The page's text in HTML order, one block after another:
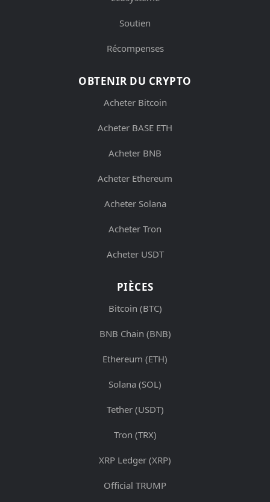
Soutien
Récompenses
OBTENIR DU CRYPTO
Acheter Bitcoin
Acheter BASE ETH
Acheter BNB
Acheter Ethereum
Acheter Solana
Acheter Tron
Acheter USDT
PIÈCES
Bitcoin (BTC)
BNB Chain (BNB)
Ethereum (ETH)
Solana (SOL)
Tether (USDT)
Tron (TRX)
XRP Ledger (XRP)
Official TRUMP